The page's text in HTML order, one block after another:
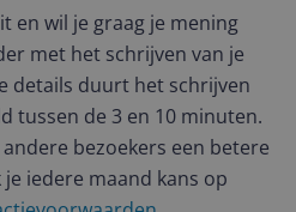
en wil je graag je mening
met het schrijven van je
details duurt het schrijven
tussen de 3 en 10 minuten.
bezoekers een betere
iedere maand kans op